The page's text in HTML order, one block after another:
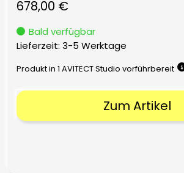
678,00 €
Bald verfügbar
Lieferzeit: 3-5 Werktage
Produkt in 1 AVITECT Studio vorführbereit
Zum Artikel